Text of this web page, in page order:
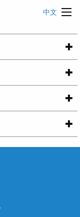
中文